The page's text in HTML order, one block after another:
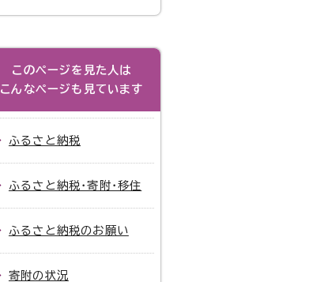
このページを見た人は
こんなページも見ています
ふるさと納税
ふるさと納税・寄附・移住
ふるさと納税のお願い
寄附の状況